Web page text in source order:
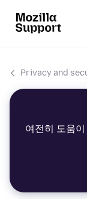
Privacy and
여전히 도움